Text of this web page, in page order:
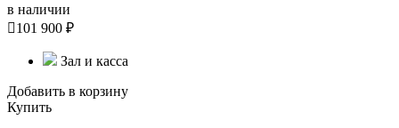
в наличии
101 900 ₽
Зал и касса
Добавить в корзину
Купить